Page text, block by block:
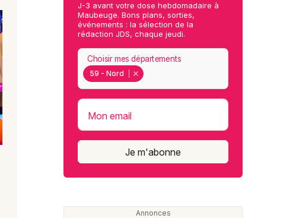
J-3 avant votre dose hebdomadaire à
Maubeuge. Bons plans, sorties,
événements : la sélection de la
rédaction JDS, chaque jeudi.
59 - Nord
Choisir mes départements
Mon email
Je m'abonne